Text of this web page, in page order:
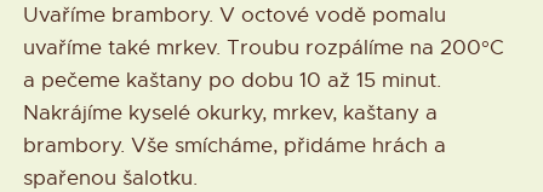
Uvaříme brambory. V octové vodě pomalu
uvaříme také mrkev. Troubu rozpálíme na 200°C
a pečeme kaštany po dobu 10 až 15 minut.
Nakrájíme kyselé okurky, mrkev, kaštany a
brambory. Vše smícháme, přidáme hrách a
spařenou šalotku.